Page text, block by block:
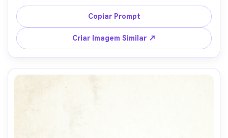
controlada de pincel, tinta monocromática com um
pequeno toque vermelho nos lábios, fundo de lavagem
suave, muito espaço negativo, textura de papel de arroz,
selo, lente 85mm, profundidade de campo rasa,
iluminação cinematográfica suave --ar 4:5
Copiar Prompt
Criar Imagem Similar ↗